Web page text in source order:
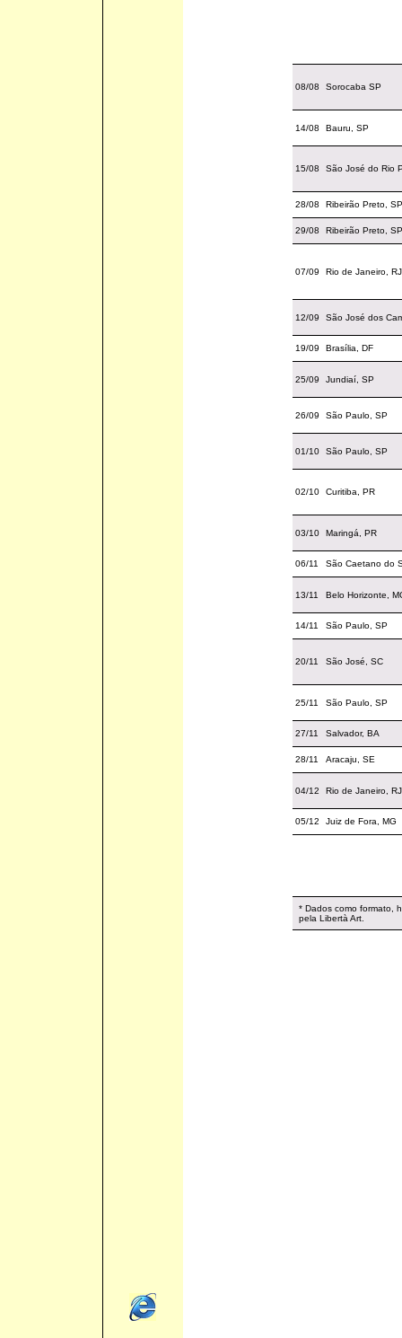
08/08 Sorocaba SP
14/08 Bauru, SP
15/08 São José do Rio
28/08 Ribeirão Preto, SP
29/08 Ribeirão Preto, SP
07/09 Rio de Janeiro, RJ
12/09 São José dos
19/09 Brasília, DF
25/09 Jundiaí, SP
26/09 São Paulo, SP
01/10 São Paulo, SP
02/10 Curitiba, PR
03/10 Maringá, PR
06/11 São Caetano do
13/11 Belo Horizonte,
14/11 São Paulo, SP
20/11 São José, SC
25/11 São Paulo, SP
27/11 Salvador, BA
28/11 Aracaju, SE
04/12 Rio de Janeiro, RJ
05/12 Juiz de Fora, MG
* Dados como formato,
pela Libertà Art.